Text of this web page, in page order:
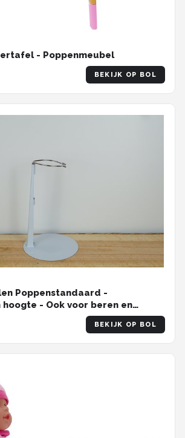
- Poppenmeubel
BEKIJK OP BOL
Poppenstandaard -
- Ook voor beren en
BEKIJK OP BOL